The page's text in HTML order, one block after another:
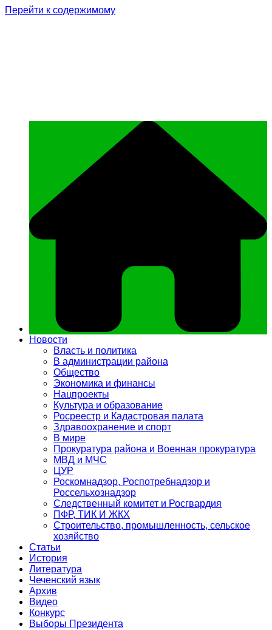
Перейти к содержимому
Новости
Власть и политика
В администрации района
Общество
Экономика и финансы
Нацпроекты
Культура и образование
Росреестр и Кадастровая палата
Здравоохранение и спорт
В мире
Прокуратура района и Военная прокуратура
МВД и МЧС
ЦУР
Роскомнадзор, Роспотребнадзор и
Россельхознадзор
Следственный комитет и Росгвардия
ПФР, ТИК И ЖКХ
Строительство, промышленность, сельское
хозяйство
Статьи
История
Литература
Чеченский язык
Архив
Видео
Конкурс
Выборы Президента